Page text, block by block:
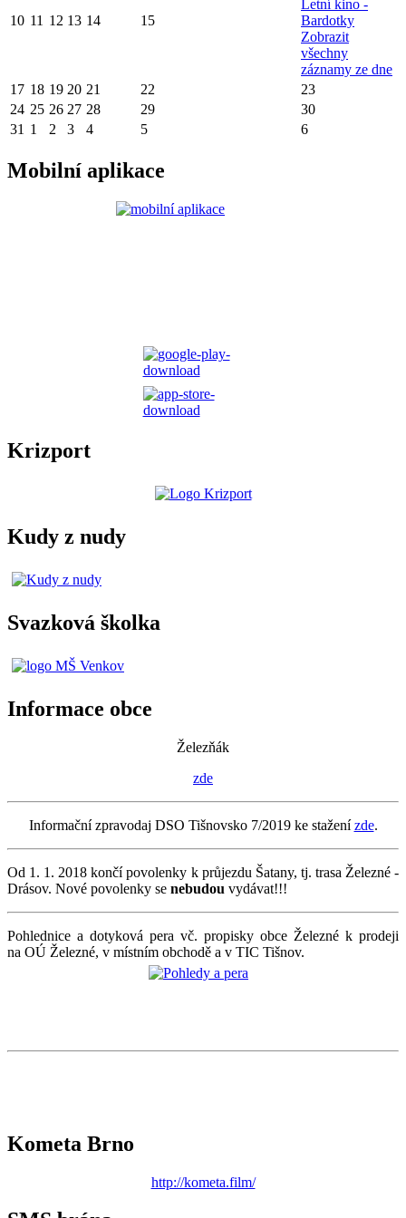
10 11 12 13 14 15
Letní kino -
Bardotky
Zobrazit
všechny
záznamy ze dne
17 18 19 20 21 22
23
24 25 26 27 28 29
30
31 1 2 3 4 5 6
Mobilní aplikace
Krizport
Kudy z nudy
Svazková školka
Informace obce
Železňák
zde
Informační zpravodaj DSO Tišnovsko 7/2019 ke staženízde.
Od 1. 1. 2018 končí povolenky k průjezdu Šatany, tj. trasa Železné -
Drásov. Nové povolenky se nebudou vydávat!!!
Pohlednice a dotyková pera vč. propisky obce Železné k prodeji
na OÚ Železné, v místním obchodě a v TIC Tišnov.
Kometa Brno
http://kometa.film/